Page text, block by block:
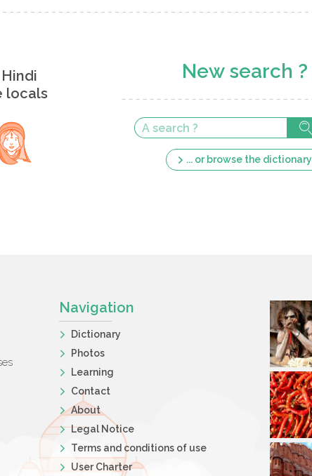
locals
New search ?
... or browse the dictionary
Navigation
Dictionary
Photos
Learning
Contact
About
Legal Notice
Terms and conditions of use
User Charter